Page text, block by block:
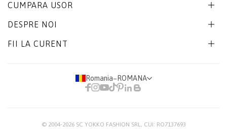
CUMPARA USOR
DESPRE NOI
FII LA CURENT
Romania− ROMANA
© 2004-2026 SC YOKKO FASHION SRL, CUI: RO7137693